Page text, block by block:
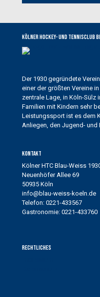
Kölner Hockey- und Tennisclub
Der 1930 gegründete
einer der größten Vereine
zentrale Lage, in Köln-Sülz
Familien mit Kindern sehr
Leistungssport ist es dem
Anliegen, den Jugend- und
Kontakt
Kölner HTC Blau-Weiss
Neuenhöfer Allee 69
50935 Köln
info@blau-weiss-koeln.de
Telefon: 0221-433567
Gastronomie: 0221-433760
Rechtliches